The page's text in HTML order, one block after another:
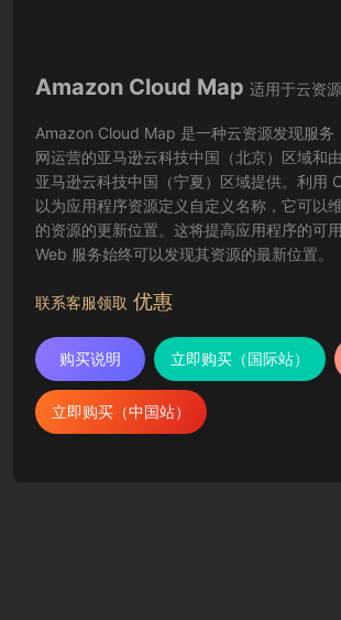
Amazon Cloud Map 适用于云资
Amazon Cloud Map 是一种云资源发现服务
网运营的亚马逊云科技中国（北京）区域和
亚马逊云科技中国（宁夏）区域提供。利用
以为应用程序资源定义自定义名称，它可以
的资源的更新位置。这将提高应用程序的可
Web 服务始终可以发现其资源的最新位置。
联系客服领取 优惠
购买说明 立即购买（国际站）
立即购买（中国站）